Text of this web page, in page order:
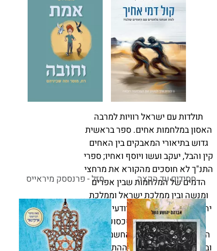
תולדות עם ישראל רוויות למרבה
האסון במלחמות אחים. ספר בראשית
גדוש בתיאורי המאבקים בין האחים
קין והבל, יעקב ועשו ויוסף ואחיו; ספרי
התנ"ך לא חוסכים מהקורא את מרחצי
הדמים של המלחמות שבין אפרים
ומנשה ובין ממלכת ישראל וממלכת
יהודה; ספרי ההיסטוריה יודעים לספר
לפרטי פרטים על הסכסוכים
האינסופיים בין האחים החשמונאים;
ובסוף ימי הבית השני על ההתנגשויות
חסידים עד הקצה מזל - פרנססק מיראייס